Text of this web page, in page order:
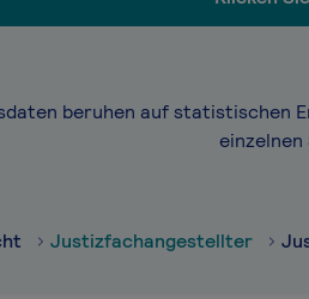
beruhen auf statistischen
Justizfachangestellter